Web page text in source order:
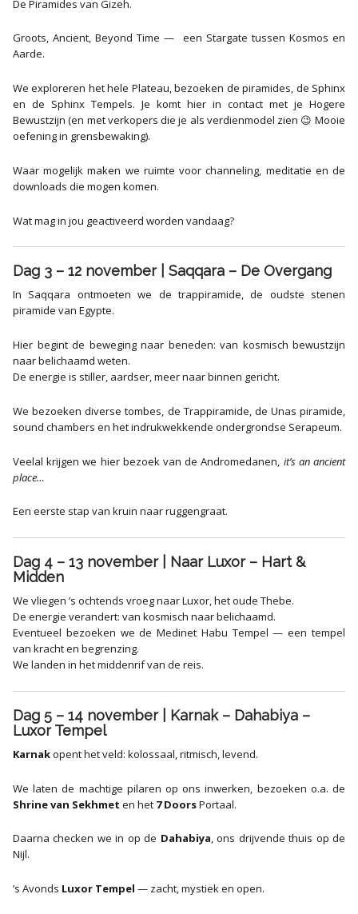
De Piramides van Gizeh.
Groots, Ancient, Beyond Time — een Stargate tussen Kosmos en
Aarde.
We exploreren het hele Plateau, bezoeken de piramides, de Sphinx
en de Sphinx Tempels. Je komt hier in contact met je Hogere
Bewustzijn (en met verkopers die je als verdienmodel zien 😉 Mooie
oefening in grensbewaking).
Waar mogelijk maken we ruimte voor channeling, meditatie en de
downloads die mogen komen.
Wat mag in jou geactiveerd worden vandaag?
Dag 3 – 12 november | Saqqara – De Overgang
In Saqqara ontmoeten we de trappiramide, de oudste stenen
piramide van Egypte.
Hier begint de beweging naar beneden: van kosmisch bewustzijn
naar belichaamd weten.
De energie is stiller, aardser, meer naar binnen gericht.
We bezoeken diverse tombes, de Trappiramide, de Unas piramide,
sound chambers en het indrukwekkende ondergrondse Serapeum.
Veelal krijgen we hier bezoek van de Andromedanen, it’s an ancient
place…
Een eerste stap van kruin naar ruggengraat.
Dag 4 – 13 november | Naar Luxor – Hart &
Midden
We vliegen ’s ochtends vroeg naar Luxor, het oude Thebe.
De energie verandert: van kosmisch naar belichaamd.
Eventueel bezoeken we de Medinet Habu Tempel — een tempel
van kracht en begrenzing.
We landen in het middenrif van de reis.
Dag 5 – 14 november | Karnak – Dahabiya –
Luxor Tempel
Karnakopent het veld: kolossaal, ritmisch, levend.
We laten de machtige pilaren op ons inwerken, bezoeken o.a. de
Shrine van Sekhmet en het 7 DoorsPortaal.
Daarna checken we in op de Dahabiya, ons drijvende thuis op de
Nijl.
’s Avonds Luxor Tempel — zacht, mystiek en open.